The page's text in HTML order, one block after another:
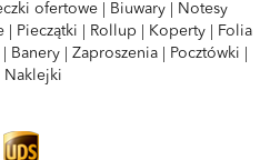
ofertowe Biuwary
Notesy
Pieczątki Rollup Koperty
Folia
Banery Zaproszenia Pocztówki
Naklejki